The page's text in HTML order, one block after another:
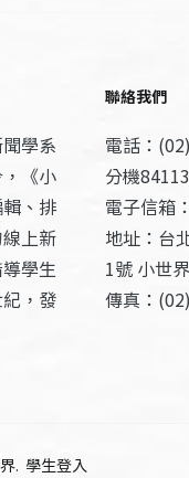
學系
《小
、排
上新
學生
，發
聯絡我們
電話：
分機84113
電子信箱
地址：台
1號 小世
傳真：
. 學生登入